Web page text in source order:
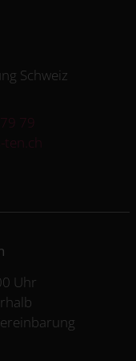
Schweiz
79
ten.ch
Uhr